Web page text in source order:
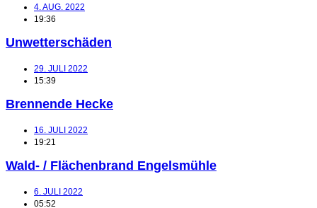
4. AUG. 2022
19:36
Unwetterschäden
29. JULI 2022
15:39
Brennende Hecke
16. JULI 2022
19:21
Wald- / Flächenbrand Engelsmühle
6. JULI 2022
05:52